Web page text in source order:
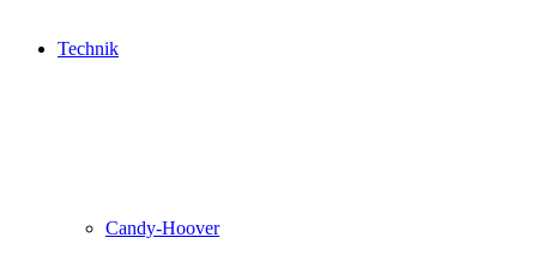
Technik
Candy-Hoover